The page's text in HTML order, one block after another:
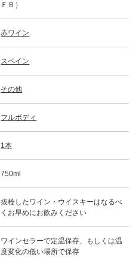
ＦＢ）
赤ワイン
スペイン
その他
フルボディ
1本
750ml
抜栓したワイン・ウイスキーはなるべ
くお早めにお飲みください
ワインセラーで定温保存、もしくは温
度変化の低い場所で保存